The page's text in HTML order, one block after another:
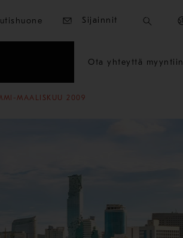
Sijainnit
Ota yhteyttä myyntiin
MAALISKUU 2009